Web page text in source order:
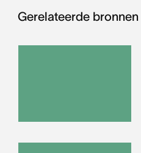
Gerelateerde bronnen